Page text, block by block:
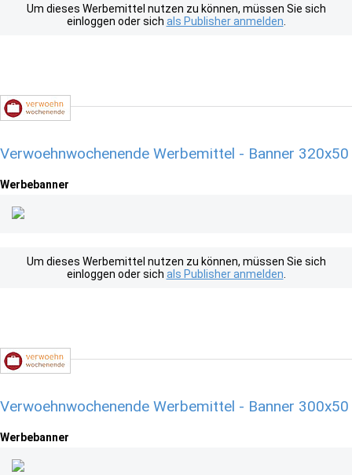
Um dieses Werbemittel nutzen zu können, müssen Sie sich
einloggen oder sich als Publisher anmelden
Verwoehnwochenende Werbemittel - Banner 320x50
Werbebanner
Um dieses Werbemittel nutzen zu können, müssen Sie sich
einloggen oder sich als Publisher anmelden
Verwoehnwochenende Werbemittel - Banner 300x50
Werbebanner